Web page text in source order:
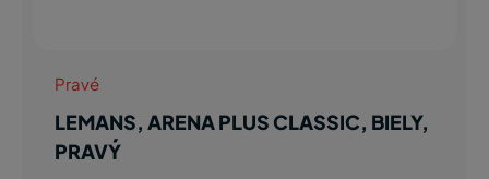
Pravé
LEMANS, ARENA PLUS CLASSIC, BIELY,
PRAVÝ